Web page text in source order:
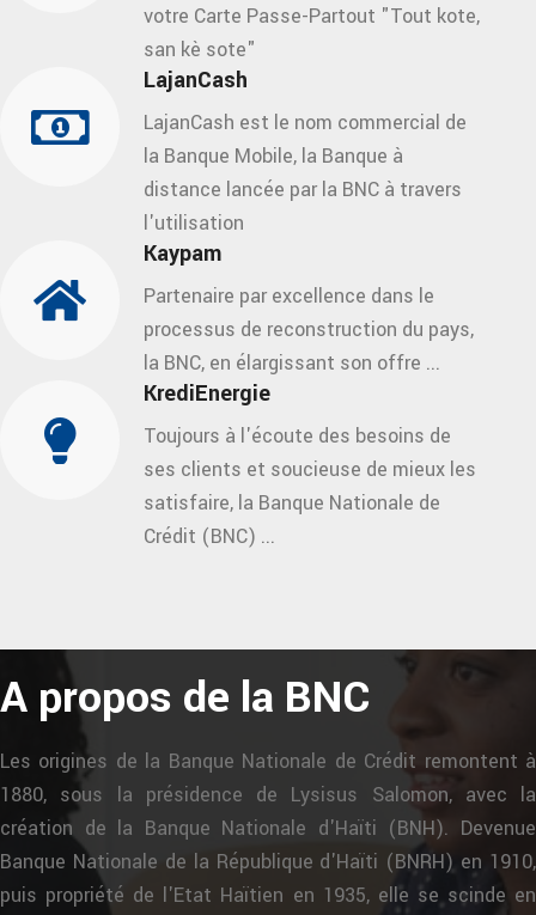
votre Carte Passe-Partout "Tout kote,
san kè sote"
LajanCash
LajanCash est le nom commercial de
la Banque Mobile, la Banque à
distance lancée par la BNC à travers
l'utilisation
Kaypam
Partenaire par excellence dans le
processus de reconstruction du pays,
la BNC, en élargissant son offre ...
KrediEnergie
Toujours à l'écoute des besoins de
ses clients et soucieuse de mieux les
satisfaire, la Banque Nationale de
Crédit (BNC) ...
A propos de la BNC
Les origines de la Banque Nationale de Crédit remontent à
1880, sous la présidence de Lysisus Salomon, avec la
création de la Banque Nationale d'Haïti (BNH). Devenue
Banque Nationale de la République d'Haïti (BNRH) en 1910,
puis propriété de l'Etat Haïtien en 1935, elle se scinde en